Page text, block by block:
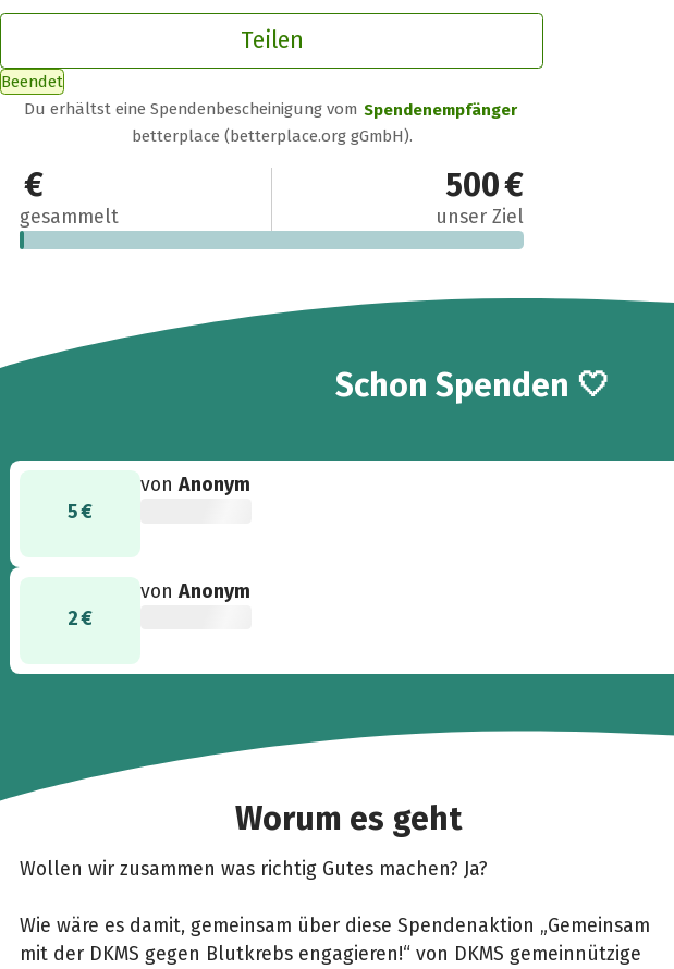
Teilen
Beendet
Du erhältst eine Spendenbescheinigung vom Spendenempfänger
betterplace (betterplace.org gGmbH).
7 €
gesammelt
500 €
unser Ziel
Schon2
Spenden 🤍
5 €
vonAnonym
2 €
vonAnonym
Worum es geht
Wollen wir zusammen was richtig Gutes machen? Ja?
Wie wäre es damit, gemeinsam über diese Spendenaktion „Gemeinsam
mit der DKMS gegen Blutkrebs engagieren!“ von DKMS gemeinnützige